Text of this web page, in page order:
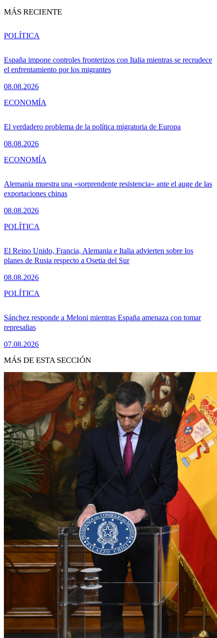
MÁS RECIENTE
España impone controles fronterizos con Italia mientras se recrudece
el enfrentamiento por los migrantes
08.08.2026
POLÍTICA
El verdadero problema de la política migratoria de Europa
08.08.2026
ECONOMÍA
Alemania muestra una «sorprendente resistencia» ante el auge de las
exportaciones chinas
08.08.2026
ECONOMÍA
El Reino Unido, Francia, Alemania e Italia advierten sobre los
planes de Rusia respecto a Osetia del Sur
08.08.2026
POLÍTICA
Sánchez responde a Meloni mientras España amenaza con tomar
represalias
07.08.2026
POLÍTICA
MÁS DE ESTA SECCIÓN